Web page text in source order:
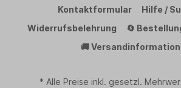
Kontaktformular
Hilfe /
Widerrufsbelehrung
🔄
🚚
* Alle Preise inkl. gesetzl.